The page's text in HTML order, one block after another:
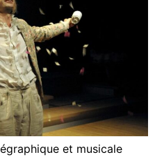
et musicale